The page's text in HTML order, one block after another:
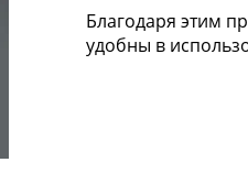
Благодаря этим
удобны в